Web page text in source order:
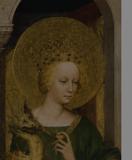
moře do Bari.
nebo